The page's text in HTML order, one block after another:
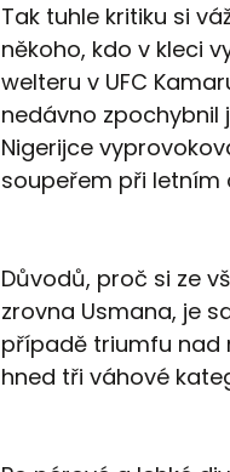
Tak tuhle kritiku si
někoho, kdo v kleci
welteru v UFC
nedávno zpochybnil
Nigerijce
soupeřem při letním
Důvodů, proč si ze
zrovna Usmana, je
případě triumfu nad
hned tři váhové